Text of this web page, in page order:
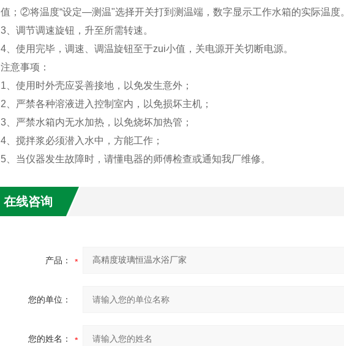
值；②将温度“设定—测温"选择开关打到测温端，数字显示工作水箱的实际温度
3、调节调速旋钮，升至所需转速。
4、使用完毕，调速、调温旋钮至于zui小值，关电源开关切断电源。
注意事项：
1、使用时外壳应妥善接地，以免发生意外；
2、严禁各种溶液进入控制室内，以免损坏主机；
3、严禁水箱内无水加热，以免烧坏加热管；
4、搅拌浆必须潜入水中，方能工作；
5、当仪器发生故障时，请懂电器的师傅检查或通知我厂维修。
在线咨询
产品：
您的单位：
您的姓名：